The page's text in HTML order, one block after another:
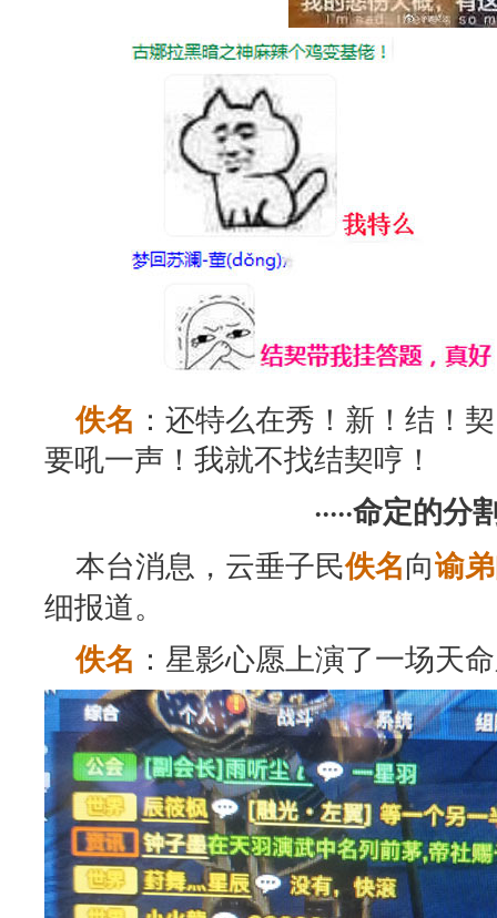
佚名 ：还特么在秀！新！结！
要吼一声！我就不找结契哼！
·····命定的分割
本台消息，云垂子民佚名向谕
细报道。
佚名 ：星影心愿上演了一场天